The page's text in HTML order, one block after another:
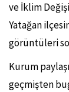
ve İklim
Yatağan
görüntüleri
Kurum
geçmişten